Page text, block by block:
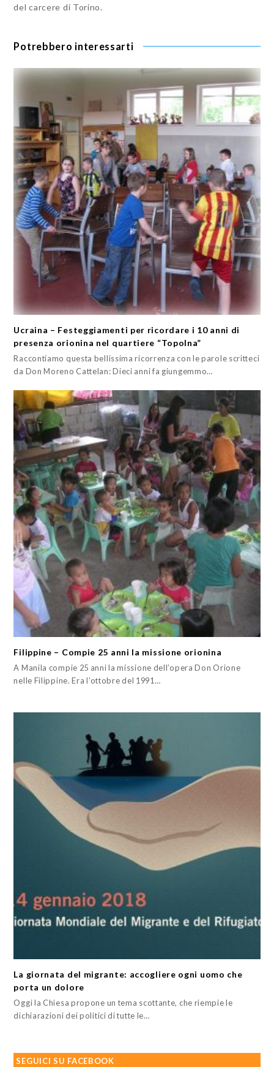
del carcere di Torino.
Potrebbero interessarti
Ucraina – Festeggiamenti per ricordare i 10 anni di
presenza orionina nel quartiere “Topolna”
Raccontiamo questa bellissima ricorrenza con le parole scritteci
da Don Moreno Cattelan: Dieci anni fa giungemmo…
Filippine – Compie 25 anni la missione orionina
A Manila compie 25 anni la missione dell’opera Don Orione
nelle Filippine. Era l’ottobre del 1991…
La giornata del migrante: accogliere ogni uomo che
porta un dolore
Oggi la Chiesa propone un tema scottante, che riempie le
dichiarazioni dei politici di tutte le…
SEGUICI SU FACEBOOK